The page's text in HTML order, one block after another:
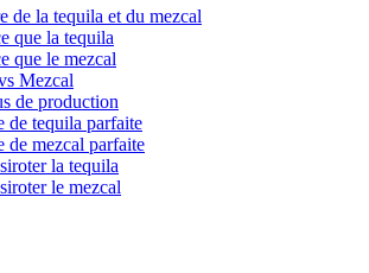
de la tequila et du mezcal
que la tequila
que le mezcal
Mezcal
de production
de tequila parfaite
de mezcal parfaite
la tequila
le mezcal